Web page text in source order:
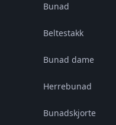
Bunad
Beltestakk
Bunad dame
Herrebunad
Bunadskjorte